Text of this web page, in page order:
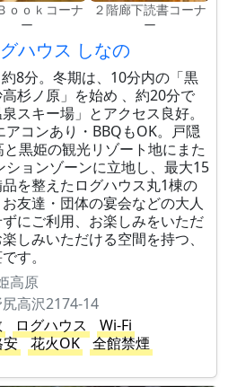
ｏｏｋコーナ
ー
２階廊下読書コーナ
ー
ハウス しなの
8分。冬期は、10分内の「黒
杉ノ原」を始め 、約20分で
スキー場」とアクセス良好。
コンあり・BBQもOK。戸隠
黒姫の観光リゾート地にまた
ョンゾーンに立地し、最大15
を整えたログハウス丸1棟の
友達・団体の宴会などの大人
にご利用、お楽しみをいただ
しみいただける空間を持つ、
す。
高原
高沢2174-14
ログハウス
Wi-Fi
安 花火OK
全館禁煙